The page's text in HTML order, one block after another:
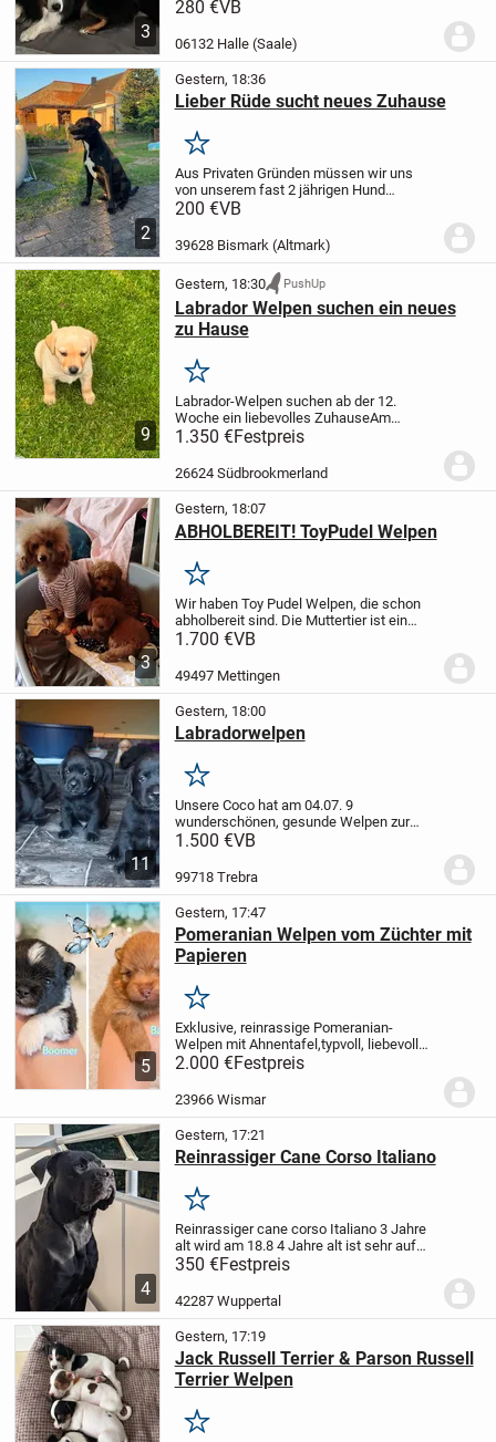
3
ist er zunächst etwas zurückhaltend; er
das Heranführen muss er noch lernen.
280 €VB
06132 Halle (Saale)
2
Gestern, 18:36
Lieber Rüde sucht neues Zuhause
Merken
Aus Privaten Gründen müssen wir uns
von unserem fast 2 jährigen Hund
trennen, daher wir im zeitlich nicht mehr
geimpft und gechipt und Entwurmt.
200 €VB
39628 Bismark (Altmark)
9
Gestern, 18:30 PushUp
Labrador Welpen suchen ein neues
zu Hause
Merken
Labrador-Welpen suchen ab der 12.
Woche ein liebevolles ZuhauseAm
23.06.2026 hat unsere Labrador-Hündin 8
gesunde Welpen zur Welt gebracht – 4
Mädchen und 4 Rüden.Die Welpen
1.350 €Festpreis
26624 Südbrookmerland
3
Gestern, 18:07
ABHOLBEREIT! ToyPudel Welpen
Merken
Wir haben Toy Pudel Welpen, die schon
abholbereit sind. Die Muttertier ist ein
Toypudel in braun rot ,28 cm groß
cmGesundheitszeugnisse, in Laboklin...
1.700 €VB
49497 Mettingen
11
Gestern, 18:00
Labradorwelpen
Merken
Unsere Coco hat am 04.07. 9
wunderschönen, gesunde Welpen zur
Welt gebracht. Es suchen noch 2
ihre ❤️ Menschen.
1.500 €VB
99718 Trebra
5
Gestern, 17:47
Pomeranian Welpen vom Züchter mit
Papieren
Merken
Exklusive, reinrassige Pomeranian-
Welpen mit Ahnentafel,typvoll, liebevoll
aufgezogen und mit bester
Gesundheitsvorsorge
18.07.26 Rüde : choco tan 2500€
2.000 €Festpreis
23966 Wismar
4
Gestern, 17:21
Reinrassiger Cane Corso Italiano
Merken
Reinrassiger cane corso Italiano 3 Jahre
alt wird am 18.8 4 Jahre alt ist sehr auf
Menschen bezogen, kann alleine zuhause
bleiben ist nicht mit Katzen Vertragbar,
Papiere sind alle vorhanden ist mit...
350 €Festpreis
42287 Wuppertal
Gestern, 17:19
Jack Russell Terrier & Parson Russell
Terrier Welpen
Merken